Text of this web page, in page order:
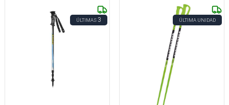
ÚLTIMAS3 ÚLTIMA UNIDAD